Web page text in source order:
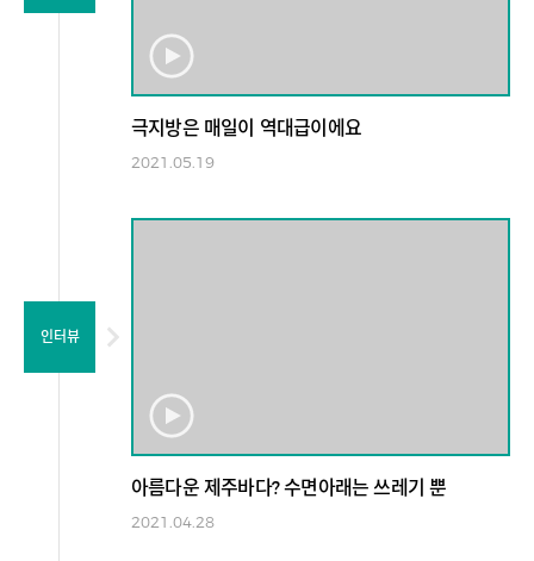
극지방은 매일이 역대급이에요
2021.05.19
인터뷰
아름다운 제주바다? 수면아래는 쓰레기 뿐
2021.04.28